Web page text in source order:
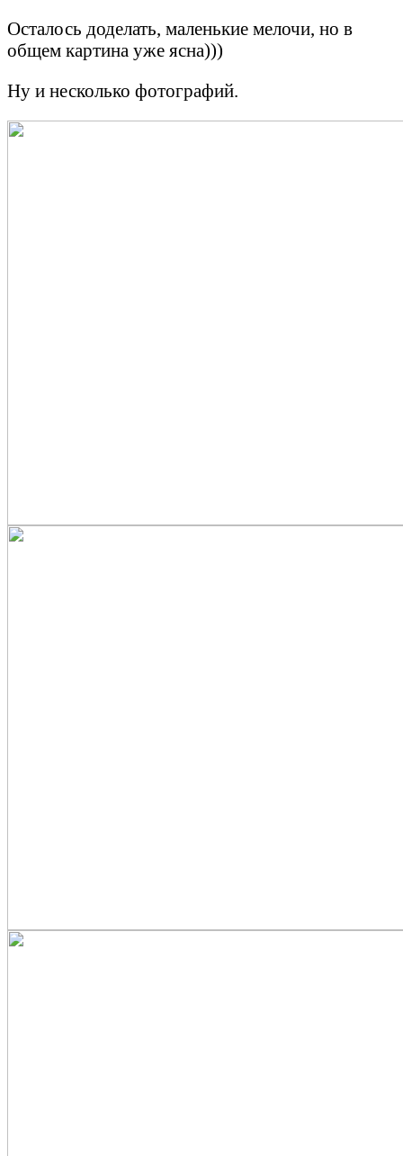
Осталось доделать, маленькие мелочи, но в
общем картина уже ясна)))
Ну и несколько фотографий.